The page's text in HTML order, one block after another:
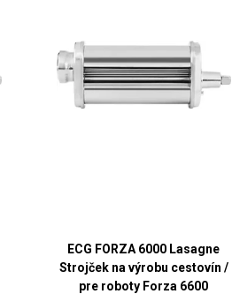
ECG FORZA 6000 Lasagne
Strojček na výrobu cestovín /
pre roboty Forza 6600